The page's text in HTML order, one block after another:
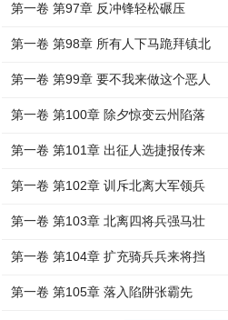
第一卷 第97章 反冲锋轻松碾压
第一卷 第98章 所有人下马跪拜镇北
第一卷 第99章 要不我来做这个恶人
第一卷 第100章 除夕惊变云州陷落
第一卷 第101章 出征人选捷报传来
第一卷 第102章 训斥北离大军领兵
第一卷 第103章 北离四将兵强马壮
第一卷 第104章 扩充骑兵兵来将挡
第一卷 第105章 落入陷阱张霸先